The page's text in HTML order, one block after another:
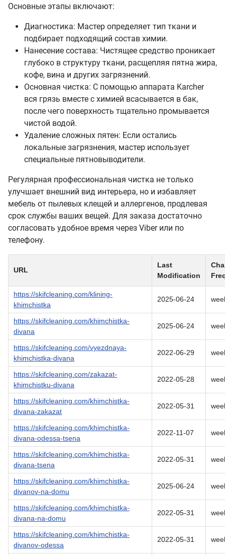
Основные этапы включают:
Диагностика: Мастер определяет тип ткани и
подбирает подходящий состав химии.
Нанесение состава: Чистящее средство проникает
глубоко в структуру ткани, расщепляя пятна жира,
кофе, вина и других загрязнений.
Основная чистка: С помощью аппарата Karcher
вся грязь вместе с химией всасывается в бак,
после чего поверхность тщательно промывается
чистой водой.
Удаление сложных пятен: Если остались
локальные загрязнения, мастер использует
специальные пятновыводители.
Регулярная профессиональная чистка не только
улучшает внешний вид интерьера, но и избавляет
мебель от пылевых клещей и аллергенов, продлевая
срок службы ваших вещей. Для заказа достаточно
согласовать удобное время через Viber или по
телефону.
URL
Last
Modification
https://skifcleaning.com/klining-
khimchistka
2025-06-24
https://skifcleaning.com/khimchistka-
divana
2025-06-24
https://skifcleaning.com/vyezdnaya-
khimchistka-divana
2022-06-29
https://skifcleaning.com/zakazat-
khimchistku-divana
2022-05-28
https://skifcleaning.com/khimchistka-
divana-zakazat
2022-05-31
https://skifcleaning.com/khimchistka-
divana-odessa-tsena
2022-11-07
https://skifcleaning.com/khimchistka-
divana-tsena
2022-05-31
https://skifcleaning.com/khimchistka-
divanov-na-domu
2025-06-24
https://skifcleaning.com/khimchistka-
divana-na-domu
2022-05-31
https://skifcleaning.com/khimchistka-
divanov-odessa
2022-05-31